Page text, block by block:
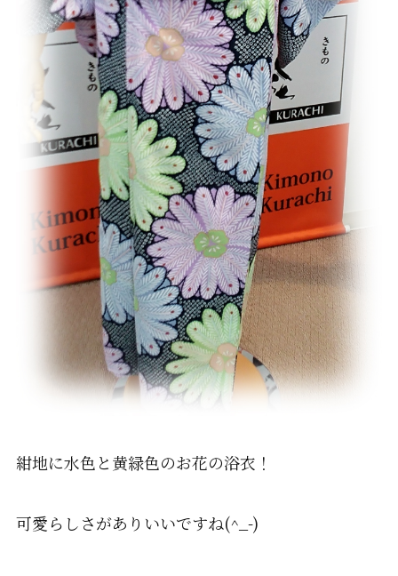
紺地に水色と黄緑色のお花の浴衣！
可愛らしさがありいいですね(^_-)